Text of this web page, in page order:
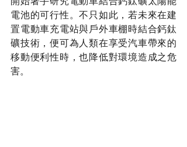
電池的可行性。不只如此，若未來在建
置電動車充電站與戶外車棚時結合鈣鈦
礦技術，便可為人類在享受汽車帶來的
移動便利性時，也降低對環境造成之危
害。